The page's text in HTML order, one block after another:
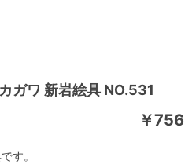
ガワ 新岩絵具 NO.531
￥756
す。